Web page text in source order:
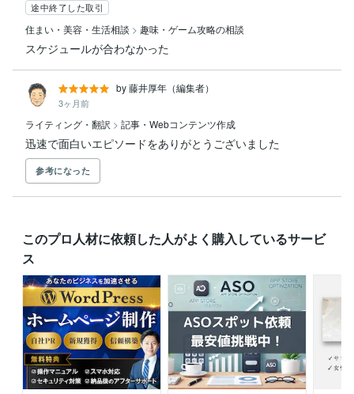
途中終了した取引
住まい・美容・生活相談 > 趣味・ゲーム攻略の相談
スケジュールが合わなかった
by 藤井厚年（編集者）
3ヶ月前
ライティング・翻訳 > 記事・Webコンテンツ作成
迅速で面白いエピソードをありがとうございました
参考になった
このプロ人材に依頼した人がよく購入しているサービ
ス